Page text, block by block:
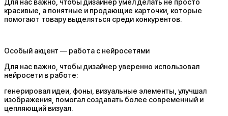
красивые, а понятные и продающие карточки, которые
помогают товару выделяться среди конкурентов.
Особый акцент — работа с нейросетями
Для нас важно, чтобы дизайнер уверенно использовал
нейросети в работе:
генерировал идеи, фоны, визуальные элементы, улучшал
изображения, помогал создавать более современный и
цепляющий визуал.